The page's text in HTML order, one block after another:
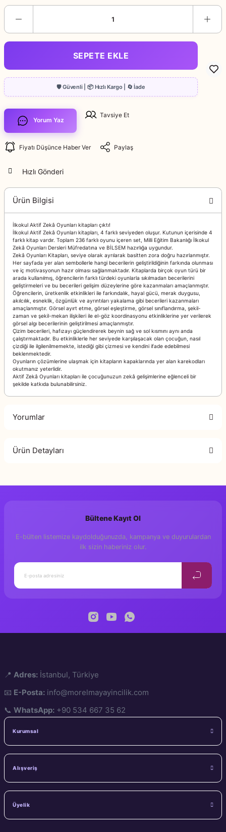
SEPETE EKLE
Yorum Yaz
Tavsiye Et
Fiyatı Düşünce Haber Ver Paylaş
Hızlı Gönderi
Ürün Bilgisi
İlkokul Aktif Zekâ Oyunları kitapları çıktı!
İlkokul Aktif Zekâ Oyunları kitapları, 4 farklı seviyeden oluşur. Kutunun içerisinde 4
farklı kitap vardır. Toplam 236 farklı oyunu içeren set, Milli Eğitim Bakanlığı İlkokul
Zekâ Oyunları Dersleri Müfredatına ve BİLSEM hazırlığa uygundur.
Zekâ Oyunları Kitapları, seviye olarak ayrılarak basitten zora doğru hazırlanmıştır.
Her sayfada yer alan sembollerle hangi becerilerin geliştirildiğinin farkında olunması
ve iç motivasyonun hazır olması sağlanmaktadır. Kitaplarda birçok oyun türü bir
arada kullanılmış, öğrencilerin farklı türdeki oyunlarla sıkılmadan becerilerini
geliştirmeleri ve bu becerileri gelişim düzeylerine göre kazanmaları amaçlanmıştır.
Öğrencilerin, üretkenlik etkinlikleri ile farkındalık, hayal gücü, merak duygusu,
akılcılık, esneklik, özgünlük ve ayrıntıları yakalama gibi becerileri kazanmaları
amaçlanmıştır. Görsel ayırt etme, görsel eşleştirme, görsel sınıflandırma, şekil-
zaman ve şekil-mekan ilişkileri ile el-göz koordinasyonu etkinliklerine yer verilerek
görsel algı becerilerinin geliştirilmesi amaçlanmıştır.
Çizim becerileri, hafızayı güçlendirerek beynin sağ ve sol kısmını aynı anda
çalıştırmaktadır. Bu etkinliklerle her seviyede karşılaşacak olan çocuğun, nasıl
çizdiği ile ilgilenilmemekte, istediği gibi çizmesi ve kendini ifade edebilmesi
beklenmektedir.
Oyunların çözümlerine ulaşmak için kitapların kapaklarında yer alan karekodları
okutmanız yeterlidir.
Aktif Zekâ Oyunları kitapları ile çocuğunuzun zekâ gelişimlerine eğlenceli bir
şekilde katkıda bulunabilirsiniz.
Yorumlar
Ürün Detayları
Damla Abdik
Yaş İlkokul
Baskı 1. Baskı,
Kâğıt
Cilt
Bültene Kayıt Ol
E-bülten listemize kaydolduğunuzda, kampanya ve duyurulardan
ilk sizin haberiniz olur.
📍 Adres: İstanbul, Türkiye
📧 E-Posta: info@morelmayayincilik.com
📞 WhatsApp: +90 534 667 35 62
Kurumsal
Alışveriş
Üyelik